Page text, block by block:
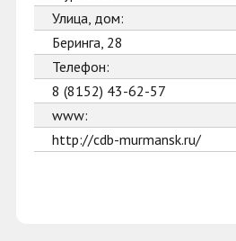
Улица, дом:
Беринга, 28
Телефон:
8 (8152) 43-62-57
www:
http://cdb-murmansk.ru/